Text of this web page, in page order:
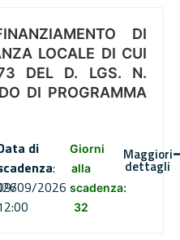
DI
LOCALE DI CUI
DEL D. LGS. N.
DI PROGRAMMA
di
:
09/2026
Giorni
alla
scadenza:
32
Maggiori
dettagli